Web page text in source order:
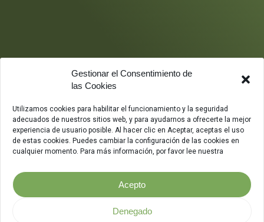
Gestionar el Consentimiento de
las Cookies
Utilizamos cookies para habilitar el funcionamiento y la seguridad
adecuados de nuestros sitios web, y para ayudarnos a ofrecerte la mejor
experiencia de usuario posible. Al hacer clic en Aceptar, aceptas el uso
de estas cookies. Puedes cambiar la configuración de las cookies en
cualquier momento. Para más información, por favor lee nuestra
Acepto
Denegado